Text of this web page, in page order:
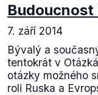
7. září 2014
Bývalý a
tentokrát v
otázky možného
roli Ruska a